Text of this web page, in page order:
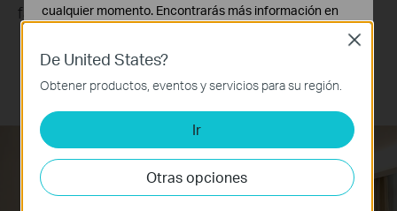
fácil.
Modo Reposo
Modo fuera de
De United States?
Obtener productos, eventos y servicios para su región.
Ir
Otras opciones
Close
cualquier momento. Encontrarás más información en
Cookies Básicas
Estas cookies son necesarias para el funcionamiento
del sitio web y no pueden desactivarse en tu sistema.
Cookies de Análisis y de Marketing
Las cookies de análisis nos permiten analizar tus
actividades en nuestro sitio web con el fin de mejorar y
adaptar la funcionalidad del mismo.